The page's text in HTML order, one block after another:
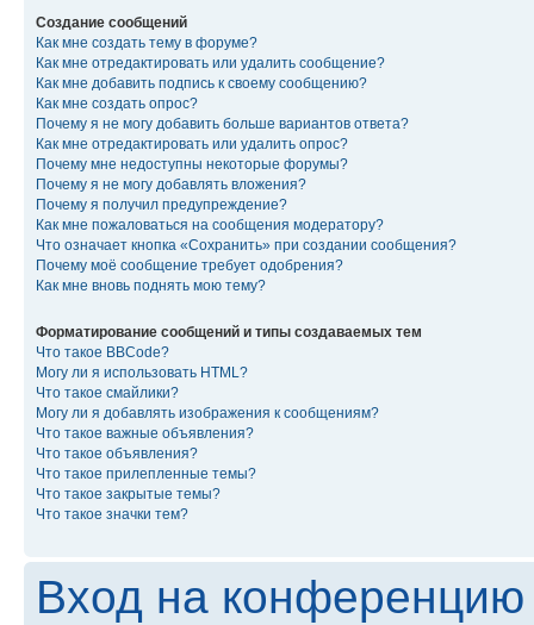
Создание сообщений
Как мне создать тему в форуме?
Как мне отредактировать или удалить сообщение?
Как мне добавить подпись к своему сообщению?
Как мне создать опрос?
Почему я не могу добавить больше вариантов ответа?
Как мне отредактировать или удалить опрос?
Почему мне недоступны некоторые форумы?
Почему я не могу добавлять вложения?
Почему я получил предупреждение?
Как мне пожаловаться на сообщения модератору?
Что означает кнопка «Сохранить» при создании сообщения?
Почему моё сообщение требует одобрения?
Как мне вновь поднять мою тему?
Форматирование сообщений и типы создаваемых тем
Что такое BBCode?
Могу ли я использовать HTML?
Что такое смайлики?
Могу ли я добавлять изображения к сообщениям?
Что такое важные объявления?
Что такое объявления?
Что такое прилепленные темы?
Что такое закрытые темы?
Что такое значки тем?
Вход на конференцию